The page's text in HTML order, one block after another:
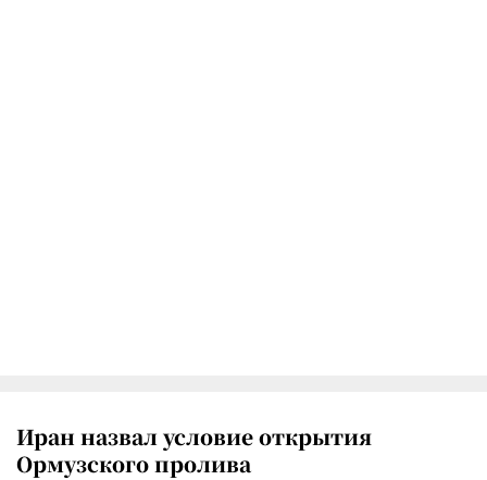
Иран назвал условие открытия
Ормузского пролива